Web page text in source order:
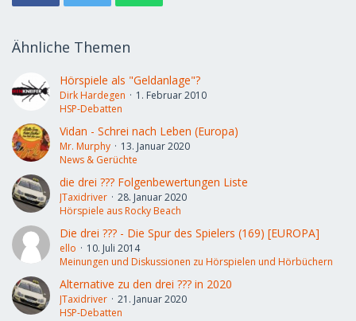
Ähnliche Themen
Hörspiele als "Geldanlage"?
Dirk Hardegen
1. Februar 2010
HSP-Debatten
Vidan - Schrei nach Leben (Europa)
Mr. Murphy
13. Januar 2020
News & Gerüchte
die drei ??? Folgenbewertungen Liste
JTaxidriver
28. Januar 2020
Hörspiele aus Rocky Beach
Die drei ??? - Die Spur des Spielers (169) [EUROPA]
ello
10. Juli 2014
Meinungen und Diskussionen zu Hörspielen und Hörbüchern
Alternative zu den drei ??? in 2020
JTaxidriver
21. Januar 2020
HSP-Debatten